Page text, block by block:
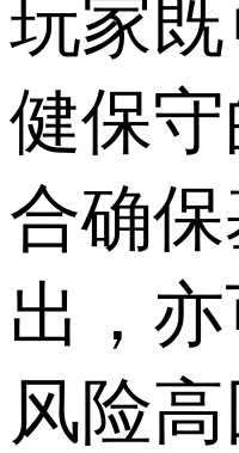
玩家
健保守
合确
出，
风险